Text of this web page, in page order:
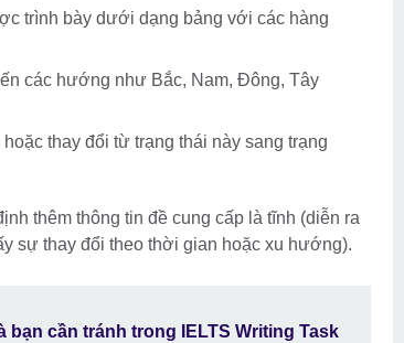
trình bày dưới dạng bảng với các hàng
các hướng như Bắc, Nam, Đông, Tây
thay đổi từ trạng thái này sang trạng
thêm thông tin đề cung cấp là tĩnh (diễn ra
sự thay đổi theo thời gian hoặc xu hướng).
bạn cần tránh trong IELTS Writing Task